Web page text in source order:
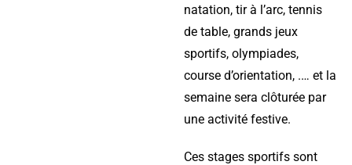
natation, tir à l’arc, tennis
de table, grands jeux
sportifs, olympiades,
course d’orientation, .… et la
semaine sera clôturée par
une activité festive.
Ces stages sportifs sont